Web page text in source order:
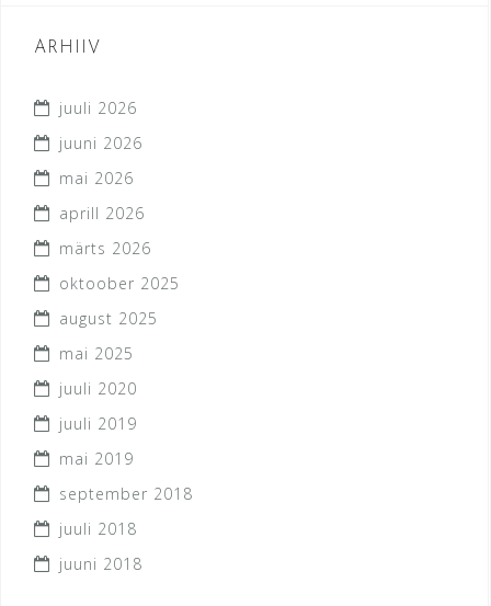
ARHIIV
juuli 2026
juuni 2026
mai 2026
aprill 2026
märts 2026
oktoober 2025
august 2025
mai 2025
juuli 2020
juuli 2019
mai 2019
september 2018
juuli 2018
juuni 2018